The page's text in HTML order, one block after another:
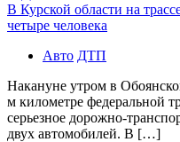
В Курской области на
четыре человека
Авто ДТП
Накануне утром в
м километре федеральной
серьезное дорожно-
двух автомобилей. В […]